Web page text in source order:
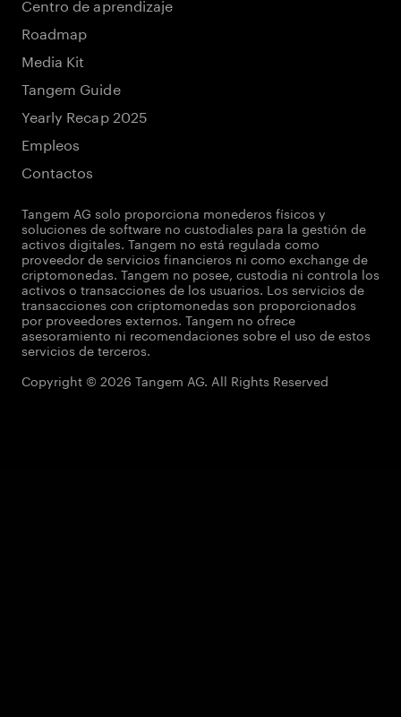
Roadmap
Media Kit
Tangem Guide
Yearly Recap 2025
Empleos
Contactos
Tangem AG solo proporciona monederos físicos y
soluciones de software no custodiales para la gestión de
activos digitales. Tangem no está regulada como
proveedor de servicios financieros ni como exchange de
criptomonedas. Tangem no posee, custodia ni controla los
activos o transacciones de los usuarios. Los servicios de
transacciones con criptomonedas son proporcionados
por proveedores externos. Tangem no ofrece
asesoramiento ni recomendaciones sobre el uso de estos
servicios de terceros.